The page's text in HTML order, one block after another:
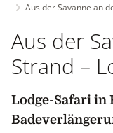
Aus der Savanne an
Aus der
Strand –
Lodge-Safari in